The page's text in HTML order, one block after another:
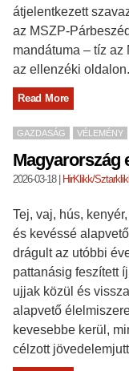
átjelentkezett
az MSZP-
mandátuma – tíz
az ellenzéki
Read More
GAZDASÁG VÉLEMÉNY
Magyarország
2026-03-18| HirKlikk/
Tej, vaj, hús,
és kevéssé
drágult az utóbbi
pattanásig feszített
ujjak közül és
alapvető
kevesebbe kerül,
célzott